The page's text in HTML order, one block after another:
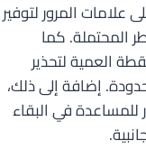
علامات المرور لتوفير
المحتملة. كما
النقطة العمية لتحذير
إضافة إلى ذلك،
المسار للمساعدة في البقاء